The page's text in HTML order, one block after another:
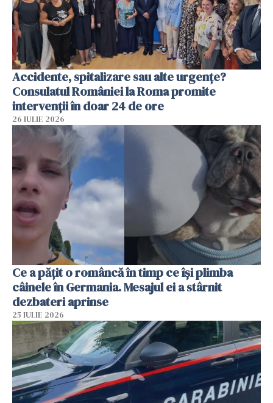
Accidente, spitalizare sau alte urgențe?
Consulatul României la Roma promite
intervenții în doar 24 de ore
26 IULIE 2026
Ce a pățit o româncă în timp ce își plimba
câinele în Germania. Mesajul ei a stârnit
dezbateri aprinse
25 IULIE 2026